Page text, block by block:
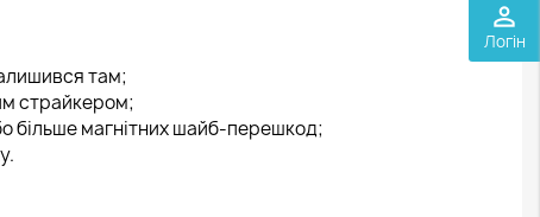
perm_identity
Логін
там;
страйкером;
більше магнітних шайб-перешкод;